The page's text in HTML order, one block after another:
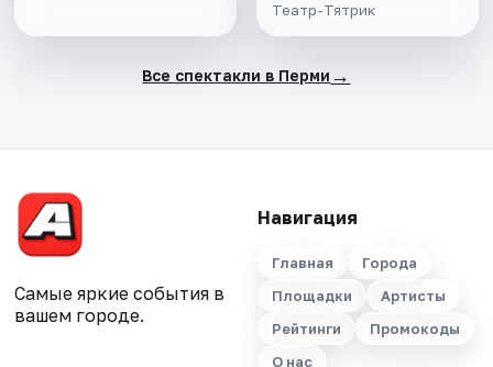
Театр-Тятрик
Все спектакли в Перми →
Самые яркие события в
вашем городе.
Навигация
Главная
Города
Площадки
Артисты
Рейтинги
Промокоды
О нас